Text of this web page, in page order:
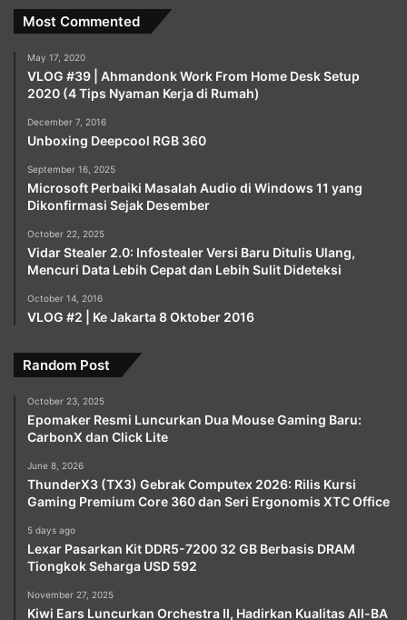
Most Commented
May 17, 2020
VLOG #39 | Ahmandonk Work From Home Desk Setup
2020 (4 Tips Nyaman Kerja di Rumah)
December 7, 2016
Unboxing Deepcool RGB 360
September 16, 2025
Microsoft Perbaiki Masalah Audio di Windows 11 yang
Dikonfirmasi Sejak Desember
October 22, 2025
Vidar Stealer 2.0: Infostealer Versi Baru Ditulis Ulang,
Mencuri Data Lebih Cepat dan Lebih Sulit Dideteksi
October 14, 2016
VLOG #2 | Ke Jakarta 8 Oktober 2016
Random Post
October 23, 2025
Epomaker Resmi Luncurkan Dua Mouse Gaming Baru:
CarbonX dan Click Lite
June 8, 2026
ThunderX3 (TX3) Gebrak Computex 2026: Rilis Kursi
Gaming Premium Core 360 dan Seri Ergonomis XTC Office
5 days ago
Lexar Pasarkan Kit DDR5-7200 32 GB Berbasis DRAM
Tiongkok Seharga USD 592
November 27, 2025
Kiwi Ears Luncurkan Orchestra II, Hadirkan Kualitas All-BA